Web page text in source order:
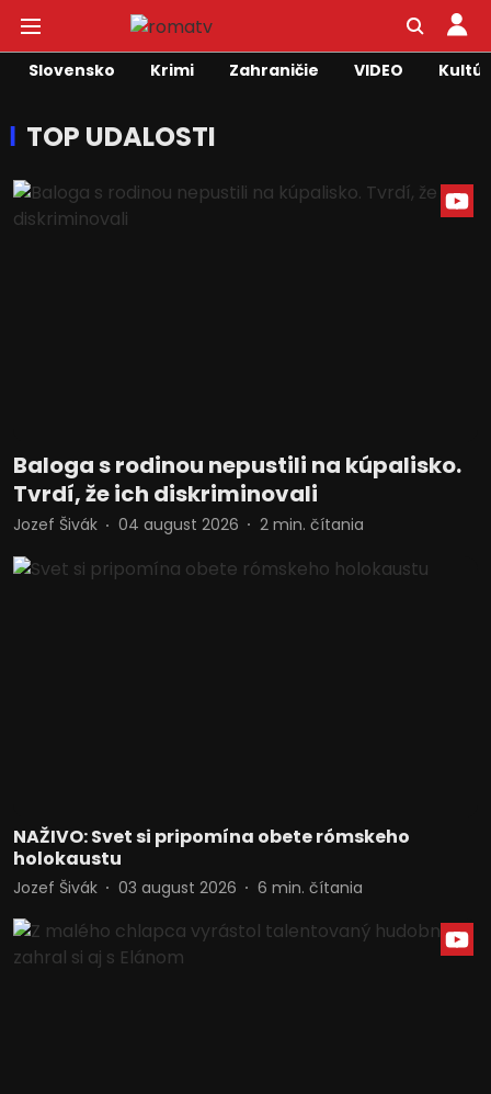
Slovensko Krimi Zahraničie VIDEO
TOP UDALOSTI
Baloga s rodinou nepustili na kúpalisko.
Tvrdí, že ich diskriminovali
Jozef Šivák 04 august 2026 2 min. čítania
NAŽIVO: Svet si pripomína obete rómskeho
holokaustu
Jozef Šivák 03 august 2026 6 min. čítania